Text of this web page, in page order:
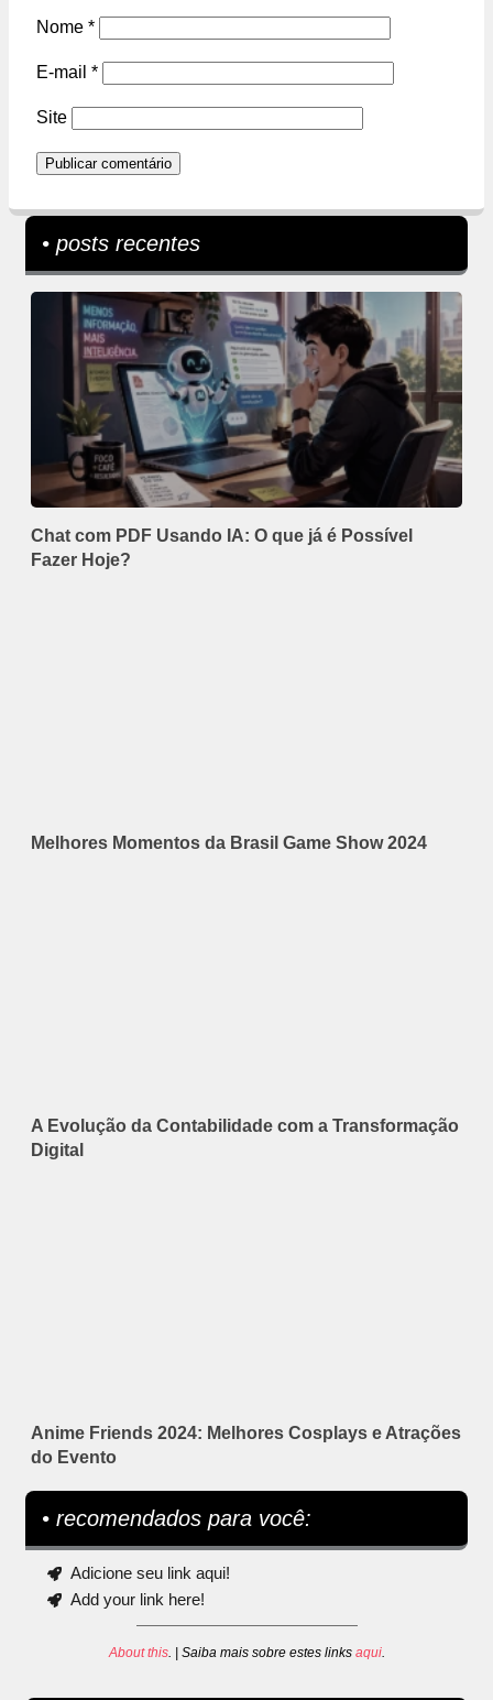
Nome *
E-mail *
Site
• posts recentes
Chat com PDF Usando IA: O que já é Possível
Fazer Hoje?
Melhores Momentos da Brasil Game Show 2024
A Evolução da Contabilidade com a Transformação
Digital
Anime Friends 2024: Melhores Cosplays e Atrações
do Evento
• recomendados para você:
Adicione seu link aqui!
Add your link here!
About this. | Saiba mais sobre estes links aqui.